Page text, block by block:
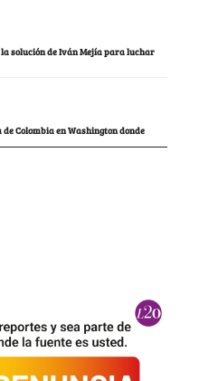
solución de Iván Mejía para luchar
Colombia en Washington donde